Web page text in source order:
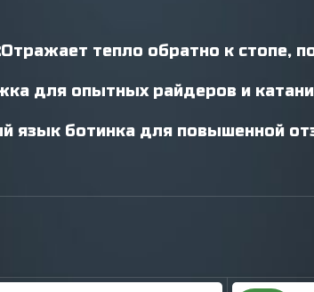
Отражает тепло обратно к стопе,
для опытных райдеров и
язык ботинка для повышенной